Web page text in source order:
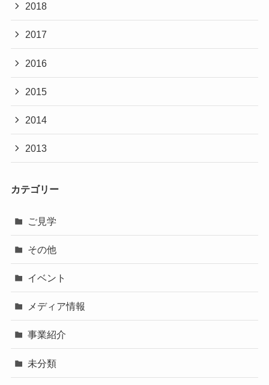
2018
2017
2016
2015
2014
2013
カテゴリー
ご見学
その他
イベント
メディア情報
事業紹介
未分類